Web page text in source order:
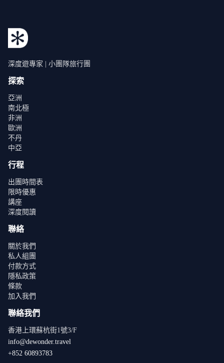
深度遊專家 | 小團隊旅行團
探索
亞洲
南北極
非洲
歐洲
不丹
中亞
行程
出團時間表
限時優惠
講座
深度閱讀
聯絡
關於我們
私人組團
付款方式
隱私政策
條款
加入我們
聯絡我們
香港上環蘇杭街1號3/F
info@dewonder.travel
+852 60893783